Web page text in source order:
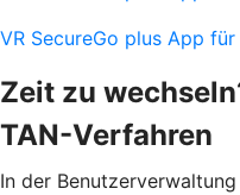
VR SecureGo plus App für
Zeit zu
TAN-Verfahren
In der